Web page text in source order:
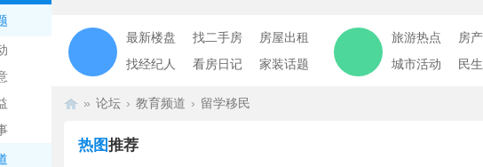
我知道了
最新楼盘 找二手房
房屋出租
找经纪人
看房日记 家装话题
旅游热点 房
城市活动
民
» 论坛 › 教育频道 › 留学移民
热图推荐